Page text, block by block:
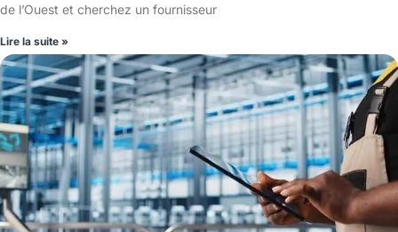
de l’Ouest et cherchez un fournisseur
Lire la suite »